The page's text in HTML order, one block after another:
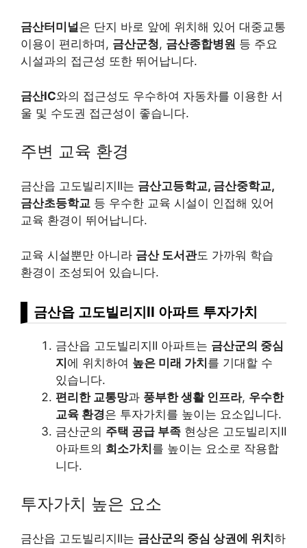
금산터미널은 단지 바로 앞에 위치해 있어 대중교통
이용이 편리하며, 금산군청, 금산종합병원 등 주요
시설과의 접근성 또한 뛰어납니다.
금산IC와의 접근성도 우수하여 자동차를 이용한 서
울 및 수도권 접근성이 좋습니다.
주변 교육 환경
금산읍 고도빌리지II는 금산고등학교, 금산중학교,
금산초등학교 등 우수한 교육 시설이 인접해 있어
교육 환경이 뛰어납니다.
교육 시설뿐만 아니라 금산 도서관도 가까워 학습
환경이 조성되어 있습니다.
금산읍 고도빌리지II 아파트 투자가치
금산읍 고도빌리지II 아파트는 금산군의 중심
지에 위치하여 높은 미래 가치를 기대할 수
있습니다.
편리한 교통망과 풍부한 생활 인프라, 우수한
교육 환경은 투자가치를 높이는 요소입니다.
금산군의 주택 공급 부족 현상은 고도빌리지II
아파트의 희소가치를 높이는 요소로 작용합
니다.
투자가치 높은 요소
금산읍 고도빌리지II는 금산군의 중심 상권에 위치 하